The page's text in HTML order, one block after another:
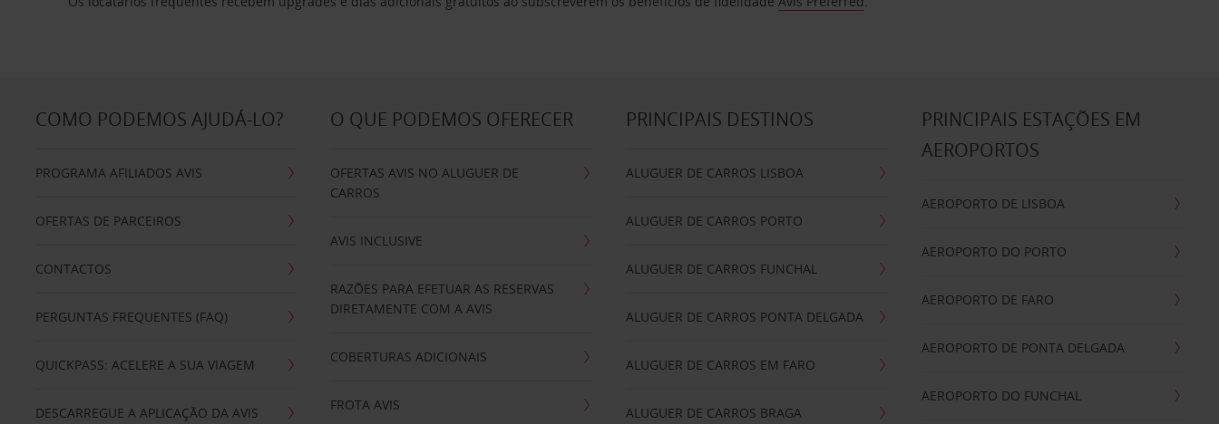
COMO PODEMOS AJUDÁ-LO?
PROGRAMA AFILIADOS AVIS
OFERTAS DE PARCEIROS
CONTACTOS
PERGUNTAS FREQUENTES (FAQ)
QUICKPASS: ACELERE A SUA VIAGEM
DESCARREGUE A APLICAÇÃO DA AVIS
O QUE PODEMOS OFERECER
OFERTAS AVIS NO ALUGUER DE
CARROS
AVIS INCLUSIVE
RAZÕES PARA EFETUAR AS RESERVAS
DIRETAMENTE COM A AVIS
COBERTURAS ADICIONAIS
FROTA AVIS
PRINCIPAIS DESTINOS
ALUGUER DE CARROS LISBOA
ALUGUER DE CARROS PORTO
ALUGUER DE CARROS FUNCHAL
ALUGUER DE CARROS PONTA DELGADA
ALUGUER DE CARROS EM FARO
ALUGUER DE CARROS BRAGA
PRINCIPAIS ESTAÇÕES EM
AEROPORTOS
AEROPORTO DE LISBOA
AEROPORTO DO PORTO
AEROPORTO DE FARO
AEROPORTO DE PONTA DELGADA
AEROPORTO DO FUNCHAL